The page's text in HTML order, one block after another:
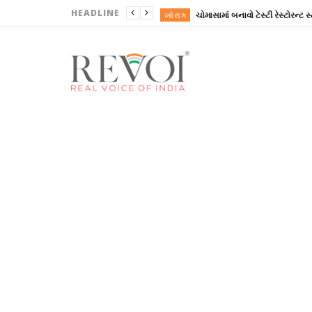
HEADLINE ખોરાક
ગુજરાત
ગુજરાત